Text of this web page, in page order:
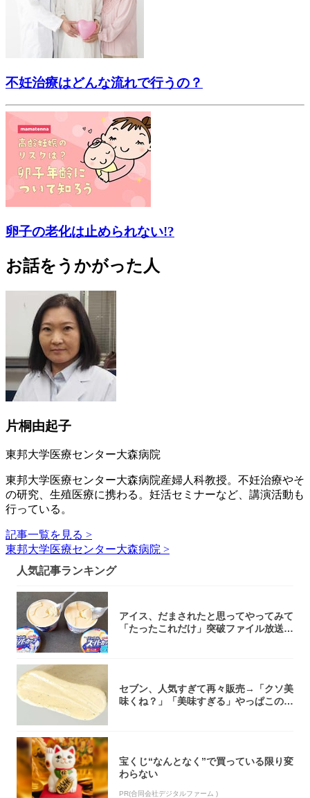
不妊治療はどんな流れで行うの？
卵子の老化は止められない!?
お話をうかがった人
片桐由起子
東邦大学医療センター大森病院
東邦大学医療センター大森病院産婦人科教授。不妊治療やそ
の研究、生殖医療に携わる。妊活セミナーなど、講演活動も
行っている。
記事一覧を見る >
東邦大学医療センター大森病院 >
人気記事ランキング
アイス、だまされたと思ってやってみて
「たったこれだけ」突破ファイル放送で
セブン、人気すぎて再々販売→「クソ美
味くね？」「美味すぎる」やっぱこのク
宝くじ“なんとなく”で買っている限り変
わらない
PR(合同会社デジタルファーム )